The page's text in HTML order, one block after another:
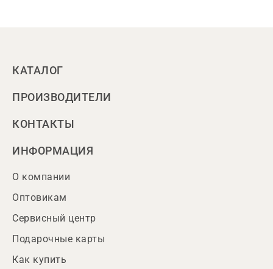
КАТАЛОГ
ПРОИЗВОДИТЕЛИ
КОНТАКТЫ
ИНФОРМАЦИЯ
О компании
Оптовикам
Сервисный центр
Подарочные карты
Как купить